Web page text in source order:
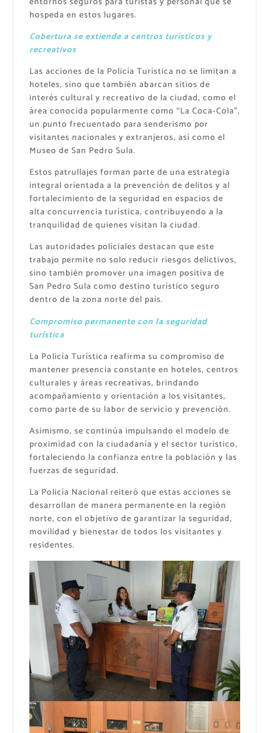
hospeda en estos lugares.
Cobertura se extiende a centros turísticos y
recreativos
Las acciones de la Policía Turística no se limitan a
hoteles, sino que también abarcan sitios de
interés cultural y recreativo de la ciudad, como el
área conocida popularmente como “La Coca-Cola”,
un punto frecuentado para senderismo por
visitantes nacionales y extranjeros, así como el
Museo de San Pedro Sula.
Estos patrullajes forman parte de una estrategia
integral orientada a la prevención de delitos y al
fortalecimiento de la seguridad en espacios de
alta concurrencia turística, contribuyendo a la
tranquilidad de quienes visitan la ciudad.
Las autoridades policiales destacan que este
trabajo permite no solo reducir riesgos delictivos,
sino también promover una imagen positiva de
San Pedro Sula como destino turístico seguro
dentro de la zona norte del país.
Compromiso permanente con la seguridad
turística
La Policía Turística reafirma su compromiso de
mantener presencia constante en hoteles, centros
culturales y áreas recreativas, brindando
acompañamiento y orientación a los visitantes,
como parte de su labor de servicio y prevención.
Asimismo, se continúa impulsando el modelo de
proximidad con la ciudadanía y el sector turístico,
fortaleciendo la confianza entre la población y las
fuerzas de seguridad.
La Policía Nacional reiteró que estas acciones se
desarrollan de manera permanente en la región
norte, con el objetivo de garantizar la seguridad,
movilidad y bienestar de todos los visitantes y
residentes.